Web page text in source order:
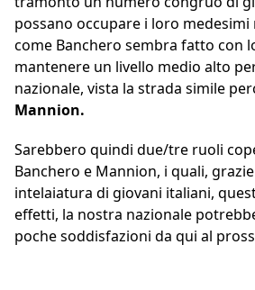
possano occupare i loro
come Banchero sembra fatto con
mantenere un livello medio alto
nazionale, vista la strada simile
Mannion.
Sarebbero quindi due/tre ruoli
Banchero e Mannion, i quali,
intelaiatura di giovani italiani,
effetti, la nostra nazionale
poche soddisfazioni da qui al